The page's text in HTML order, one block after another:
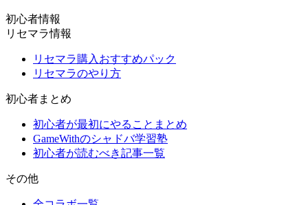
初心者情報
リセマラ情報
リセマラ購入おすすめパック
リセマラのやり方
初心者まとめ
初心者が最初にやることまとめ
GameWithのシャドバ学習塾
初心者が読むべき記事一覧
その他